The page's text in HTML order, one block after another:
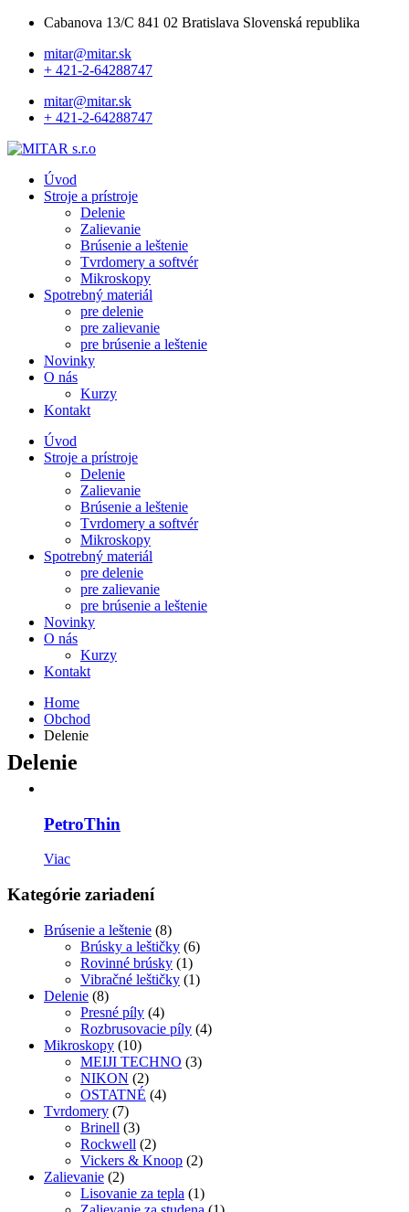
Cabanova 13/C 841 02 Bratislava Slovenská republika
mitar@mitar.sk
+ 421-2-64288747
mitar@mitar.sk
+ 421-2-64288747
Úvod
Stroje a prístroje
Delenie
Zalievanie
Brúsenie a leštenie
Tvrdomery a softvér
Mikroskopy
Spotrebný materiál
pre delenie
pre zalievanie
pre brúsenie a leštenie
Novinky
O nás
Kurzy
Kontakt
Úvod
Stroje a prístroje
Delenie
Zalievanie
Brúsenie a leštenie
Tvrdomery a softvér
Mikroskopy
Spotrebný materiál
pre delenie
pre zalievanie
pre brúsenie a leštenie
Novinky
O nás
Kurzy
Kontakt
Home
Obchod
Delenie
Delenie
PetroThin
Viac
Kategórie zariadení
Brúsenie a leštenie (8)
Brúsky a leštičky (6)
Rovinné brúsky (1)
Vibračné leštičky (1)
Delenie (8)
Presné píly (4)
Rozbrusovacie píly (4)
Mikroskopy (10)
MEIJI TECHNO (3)
NIKON (2)
OSTATNÉ (4)
Tvrdomery (7)
Brinell (3)
Rockwell (2)
Vickers & Knoop (2)
Zalievanie (2)
Lisovanie za tepla (1)